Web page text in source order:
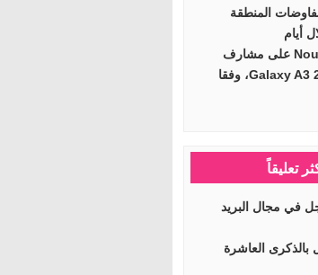
المنطقة
أيام
تحديث الأندرويد Nougat على مشارف
الوصول للهاتف Galaxy A3 2016، وفقا
تعليقاً
في مجال البريد
بالذكرى العاشرة